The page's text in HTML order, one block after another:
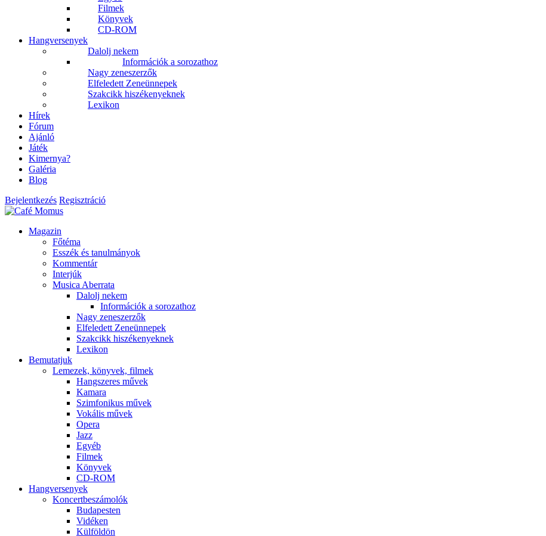
Filmek
Könyvek
CD-ROM
Hangversenyek
Dalolj nekem
Információk a sorozathoz
Nagy zeneszerzők
Elfeledett Zeneünnepek
Szakcikk hiszékenyeknek
Lexikon
Hírek
Fórum
Ajánló
Játék
Kimernya?
Galéria
Blog
Bejelentkezés Regisztráció
Magazin
Főtéma
Esszék és tanulmányok
Kommentár
Interjúk
Musica Aberrata
Dalolj nekem
Információk a sorozathoz
Nagy zeneszerzők
Elfeledett Zeneünnepek
Szakcikk hiszékenyeknek
Lexikon
Bemutatjuk
Lemezek, könyvek, filmek
Hangszeres művek
Kamara
Szimfonikus művek
Vokális művek
Opera
Jazz
Egyéb
Filmek
Könyvek
CD-ROM
Hangversenyek
Koncertbeszámolók
Budapesten
Vidéken
Külföldön